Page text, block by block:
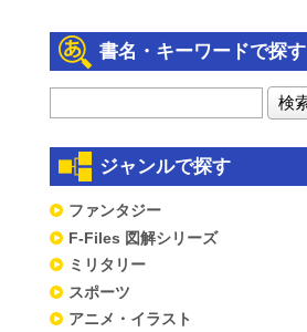
書名・キーワードで探す
ジャンルで探す
ファンタジー
F-Files 図解シリーズ
ミリタリー
スポーツ
アニメ・イラスト